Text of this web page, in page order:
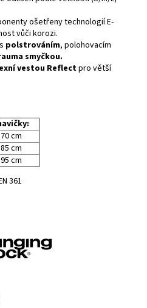
ošetřeny technologií E-
vůči korozi.
polstrováním, polohovacím
smyčkou.
vestou Reflectpro větší
cm
cm
cm
361